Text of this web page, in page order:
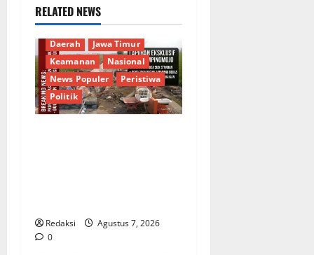
RELATED NEWS
Berita Terkini
Budaya
Daerah
Jawa Timur
Keamanan
Nasional
News Populer
Peristiwa
Politik
Redaksi
Agustus 7, 2026
0